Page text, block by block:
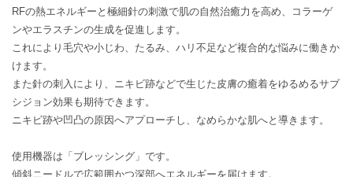
RFの熱エネルギーと極細針の刺激で肌の自然治癒力を高め、コラーゲ
ンやエラスチンの生成を促進します。
これにより毛穴や小じわ、たるみ、ハリ不足など複合的な悩みに働きか
けます。
また針の刺入により、ニキビ跡などで生じた皮膚の癒着をゆるめるサブ
シジョン効果も期待できます。
ニキビ跡や凹凸の原因へアプローチし、なめらかな肌へと導きます。
使用機器は「ブレッシング」です。
傾斜ニードルで広範囲かつ深部へエネルギーを届けます。